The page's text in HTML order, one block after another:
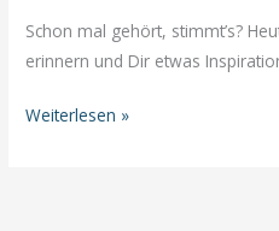
Schon mal gehört, stimmt’s?
erinnern und Dir etwas
Du
Weiterlesen »